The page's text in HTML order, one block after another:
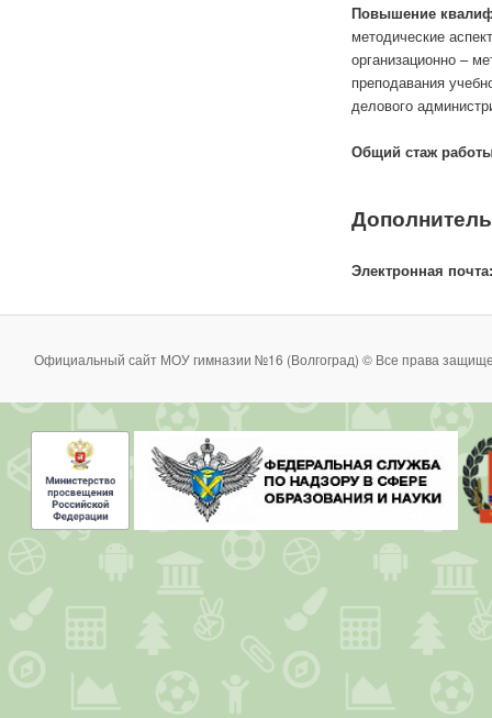
Повышение
методические
организационно –
преподавания
делового
Общий стаж
Электронная почта:
Официальный сайт МОУ гимназии №16 (Волгоград) © Все права